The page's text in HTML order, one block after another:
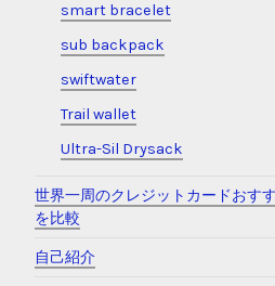
smart bracelet
sub backpack
swiftwater
Trail wallet
Ultra-Sil Drysack
世界一周のクレジットカードおす
を比較
自己紹介